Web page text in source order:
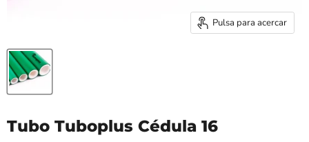
Pulsa para acercar
Tubo Tuboplus Cédula 16